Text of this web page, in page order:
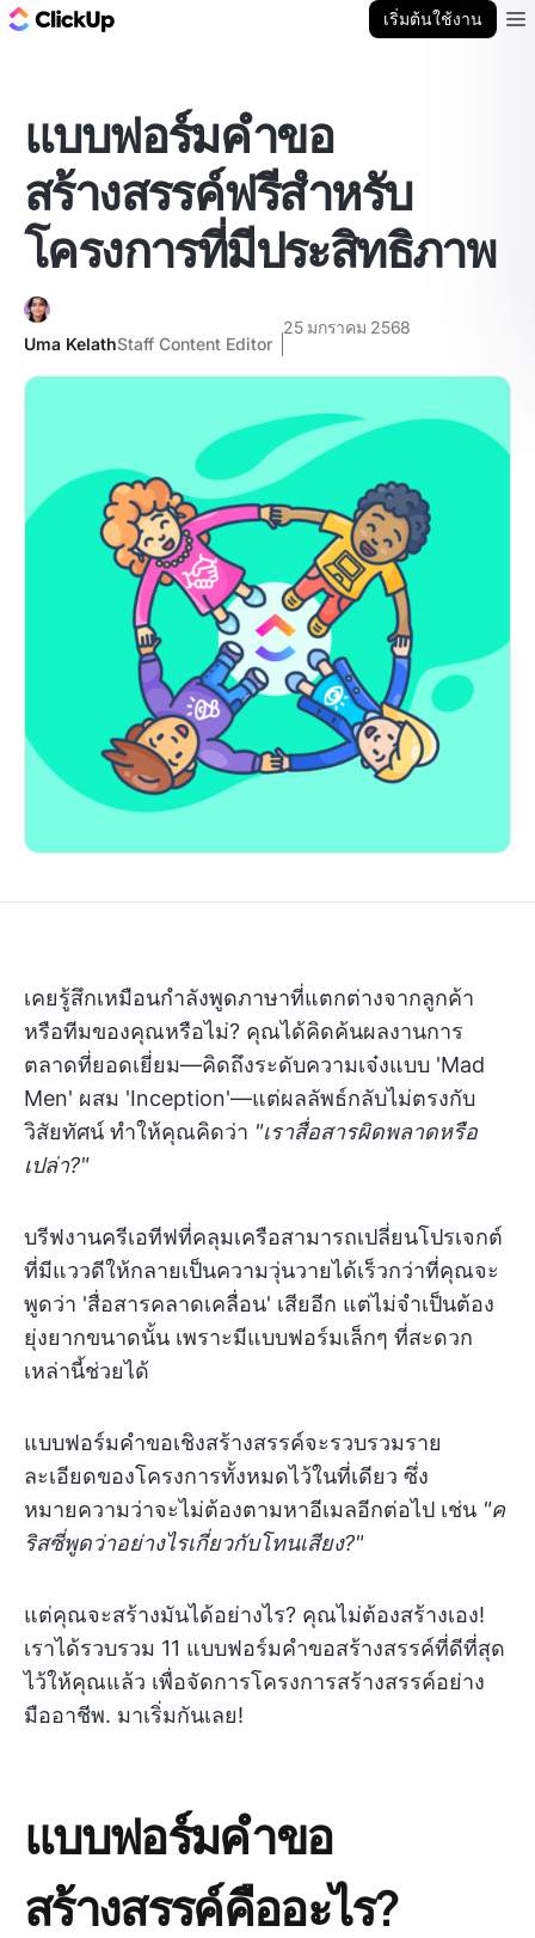
เริ่มต้นใช้งาน
แบบฟอร์มคำขอ
สร้างสรรค์ฟรีสำหรับ
โครงการที่มีประสิทธิภาพ
Uma KelathStaff Content Editor
25 มกราคม 2568
เคยรู้สึกเหมือนกำลังพูดภาษาที่แตกต่างจากลูกค้า
หรือทีมของคุณหรือไม่? คุณได้คิดค้นผลงานการ
ตลาดที่ยอดเยี่ยม—คิดถึงระดับความเจ๋งแบบ 'Mad
Men' ผสม 'Inception'—แต่ผลลัพธ์กลับไม่ตรงกับ
วิสัยทัศน์ ทำให้คุณคิดว่า "เราสื่อสารผิดพลาดหรือ
เปล่า?"
บรีฟงานครีเอทีฟที่คลุมเครือสามารถเปลี่ยนโปรเจกต์
ที่มีแววดีให้กลายเป็นความวุ่นวายได้เร็วกว่าที่คุณจะ
พูดว่า 'สื่อสารคลาดเคลื่อน' เสียอีก แต่ไม่จำเป็นต้อง
ยุ่งยากขนาดนั้น เพราะมีแบบฟอร์มเล็กๆ ที่สะดวก
เหล่านี้ช่วยได้
แบบฟอร์มคำขอเชิงสร้างสรรค์จะรวบรวมราย
ละเอียดของโครงการทั้งหมดไว้ในที่เดียว ซึ่ง
หมายความว่าจะไม่ต้องตามหาอีเมลอีกต่อไป เช่น "ค
ริสซี่พูดว่าอย่างไรเกี่ยวกับโทนเสียง?"
แต่คุณจะสร้างมันได้อย่างไร? คุณไม่ต้องสร้างเอง!
เราได้รวบรวม 11 แบบฟอร์มคำขอสร้างสรรค์ที่ดีที่สุด
ไว้ให้คุณแล้ว เพื่อจัดการโครงการสร้างสรรค์อย่าง
มืออาชีพ. มาเริ่มกันเลย!
แบบฟอร์มคำขอ
สร้างสรรค์คืออะไร?